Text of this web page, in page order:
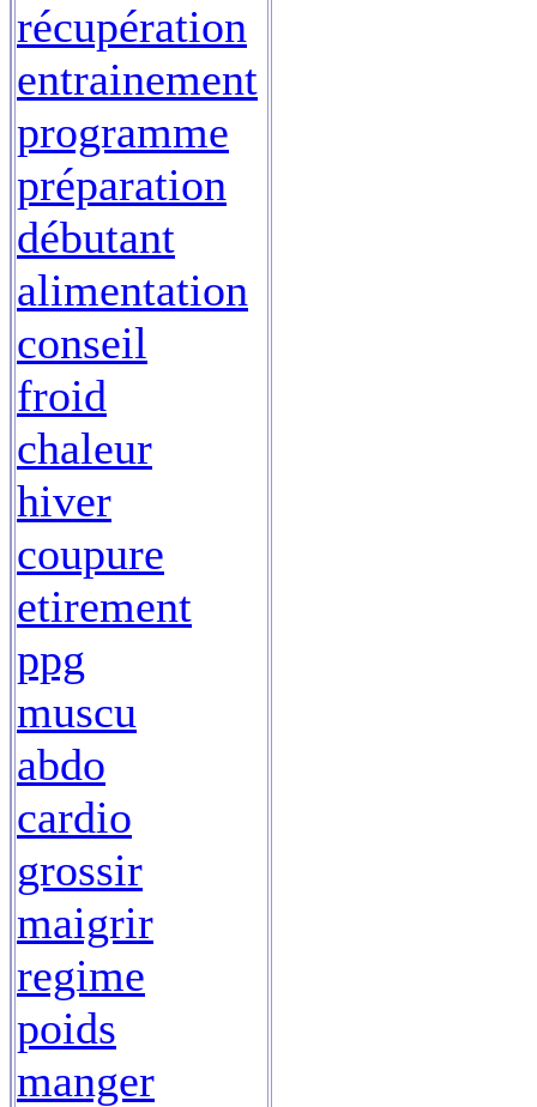
récupération
entrainement
programme
préparation
débutant
alimentation
conseil
froid
chaleur
hiver
coupure
etirement
ppg
muscu
abdo
cardio
grossir
maigrir
regime
poids
manger